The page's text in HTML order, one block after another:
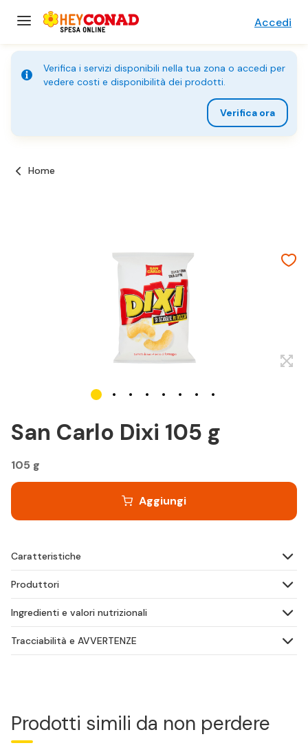
Accedi
Verifica i servizi disponibili nella tua zona o accedi per
vedere costi e disponibilità dei prodotti.
Verifica ora
Home
San Carlo Dixi 105 g
105 g
Aggiungi
Caratteristiche
Produttori
Ingredienti e valori nutrizionali
Tracciabilità e AVVERTENZE
Prodotti simili da non perdere